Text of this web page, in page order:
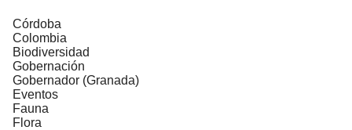
Córdoba
Colombia
Biodiversidad
Gobernación
Gobernador (Granada)
Eventos
Fauna
Flora